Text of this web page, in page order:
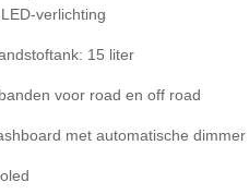
verlichting
15 liter
voor road en off road
met automatische dimmer